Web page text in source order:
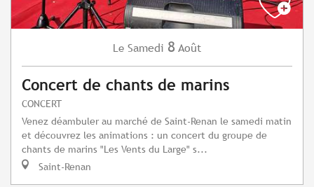
Le Samedi 8 Août
Concert de chants de marins
CONCERT
Venez déambuler au marché de Saint-Renan le samedi matin
et découvrez les animations : un concert du groupe de
chants de marins "Les Vents du Large" s...
Saint-Renan